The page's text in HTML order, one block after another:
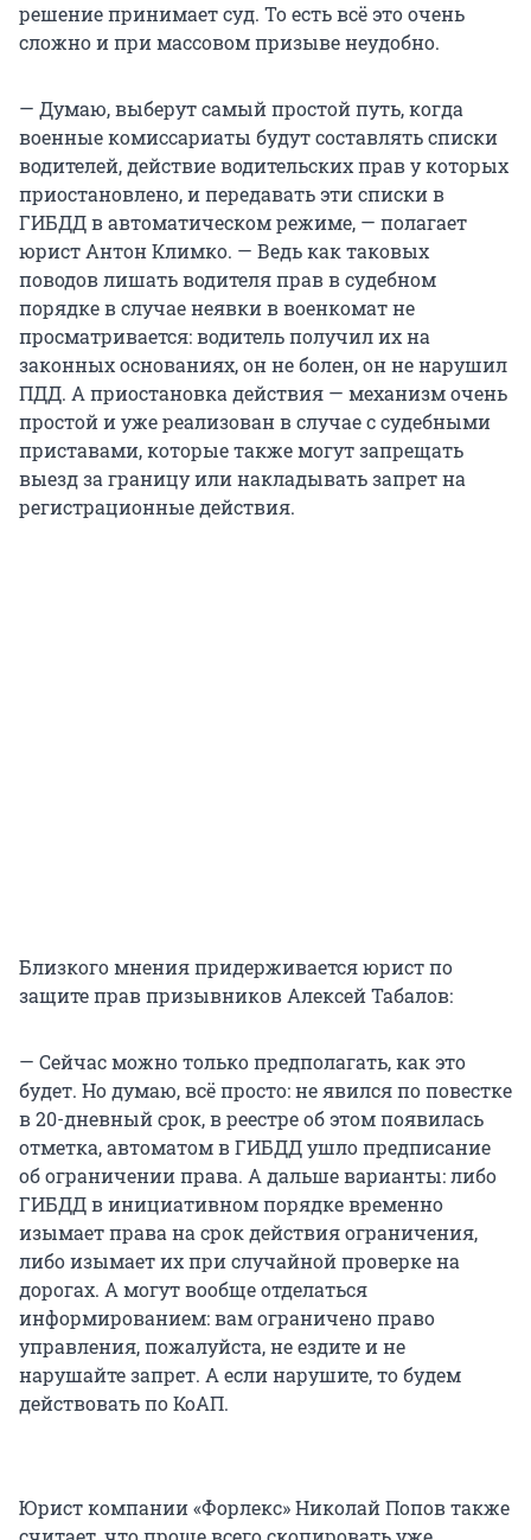
решение принимает суд. То есть всё это очень
сложно и при массовом призыве неудобно.
— Думаю, выберут самый простой путь, когда
военные комиссариаты будут составлять списки
водителей, действие водительских прав у которых
приостановлено, и передавать эти списки в
ГИБДД в автоматическом режиме, — полагает
юрист Антон Климко. — Ведь как таковых
поводов лишать водителя прав в судебном
порядке в случае неявки в военкомат не
просматривается: водитель получил их на
законных основаниях, он не болен, он не нарушил
ПДД. А приостановка действия — механизм очень
простой и уже реализован в случае с судебными
приставами, которые также могут запрещать
выезд за границу или накладывать запрет на
регистрационные действия.
Близкого мнения придерживается юрист по
защите прав призывников Алексей Табалов:
— Сейчас можно только предполагать, как это
будет. Но думаю, всё просто: не явился по повестке
в 20-дневный срок, в реестре об этом появилась
отметка, автоматом в ГИБДД ушло предписание
об ограничении права. А дальше варианты: либо
ГИБДД в инициативном порядке временно
изымает права на срок действия ограничения,
либо изымает их при случайной проверке на
дорогах. А могут вообще отделаться
информированием: вам ограничено право
управления, пожалуйста, не ездите и не
нарушайте запрет. А если нарушите, то будем
действовать по КоАП.
Юрист компании «Форлекс» Николай Попов также